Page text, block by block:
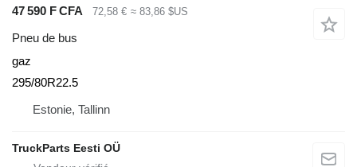
47 590 F CFA 72,58 € ≈ 83,86 $US
Pneu de bus
gaz
295/80R22.5
Estonie, Tallinn
TruckParts Eesti OÜ